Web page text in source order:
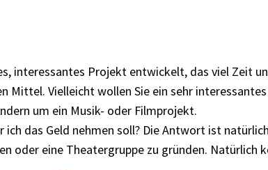
interessantes Projekt entwickelt, das viel Zeit
Mittel. Vielleicht wollen Sie ein sehr
um ein Musik- oder Filmprojekt.
ich das Geld nehmen soll? Die Antwort ist
oder eine Theatergruppe zu gründen. Natürlich